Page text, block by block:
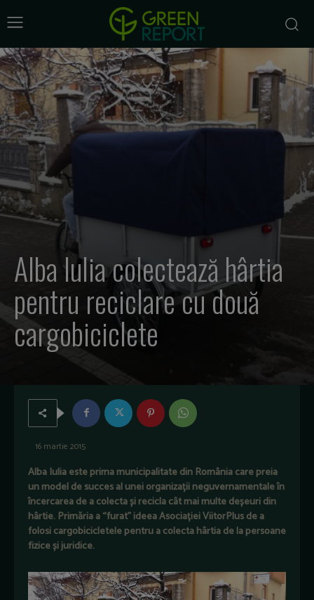
Alba Iulia colectează hârtia
pentru reciclare cu două
cargobiciclete
16 martie 2015
Alba Iulia este prima municipalitate din România care preia
un model de succes al unei organizații neguvernamentale în
încercarea de a colecta și recicla cât mai multe deșeuri din
hârtie. Primăria a “furat” ideea Asociației ViitorPlus de a
folosi cargobicicletele pentru a colecta hârtia de la persoane
fizice și juridice.